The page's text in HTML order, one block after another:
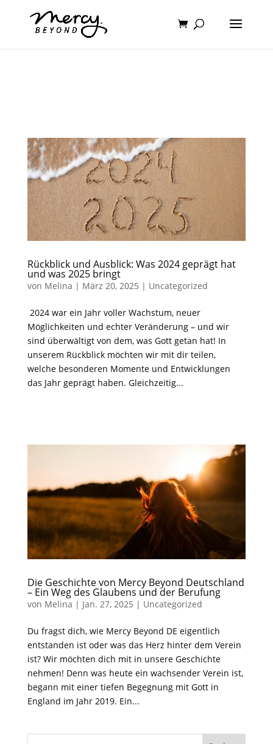
Rückblick und Ausblick: Was 2024 geprägt hat
und was 2025 bringt
von Melina | März 20, 2025 | Uncategorized
2024 war ein Jahr voller Wachstum, neuer
Möglichkeiten und echter Veränderung – und wir
sind überwältigt von dem, was Gott getan hat! In
unserem Rückblick möchten wir mit dir teilen,
welche besonderen Momente und Entwicklungen
das Jahr geprägt haben. Gleichzeitig...
Die Geschichte von Mercy Beyond Deutschland
– Ein Weg des Glaubens und der Berufung
von Melina | Jan. 27, 2025 | Uncategorized
Du fragst dich, wie Mercy Beyond DE eigentlich
entstanden ist oder was das Herz hinter dem Verein
ist? Wir möchten dich mit in unsere Geschichte
nehmen! Denn was heute ein wachsender Verein ist,
begann mit einer tiefen Begegnung mit Gott in
England im Jahr 2019. Ein...